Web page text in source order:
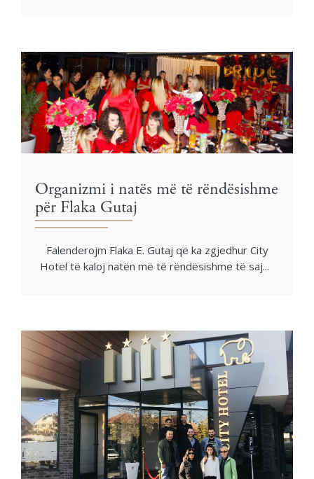
Organizmi i natës më të rëndësishme
për Flaka Gutaj
Falenderojm Flaka E. Gutaj që ka zgjedhur City
Hotel të kaloj natën më të rëndësishme të saj...